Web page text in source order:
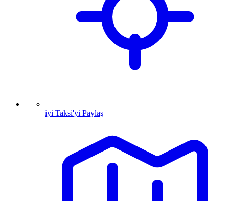
iyi Taksi'yi Paylaş